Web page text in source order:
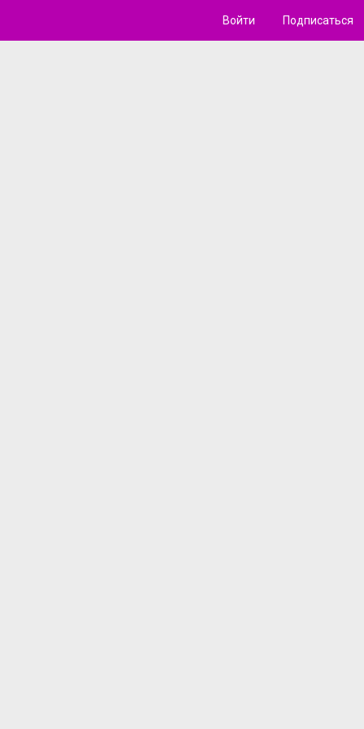
Войти Подписаться